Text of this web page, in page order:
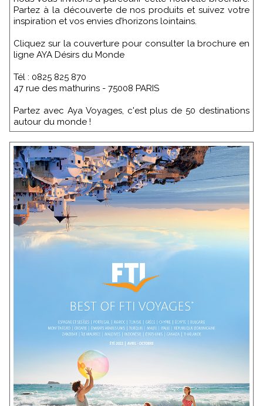
Partez à la découverte de nos produits et suivez votre
inspiration et vos envies d’horizons lointains.
Cliquez sur la couverture pour consulter la brochure en
ligne AYA Désirs du Monde
Tél : 0825 825 870
47 rue des mathurins - 75008 PARIS
Partez avec Aya Voyages, c'est plus de 50 destinations
autour du monde !